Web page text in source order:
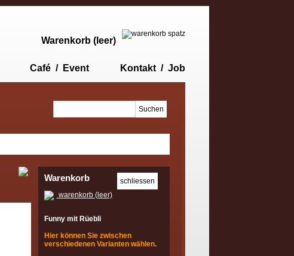
Warenkorb (leer)
Café / Event Kontakt / Job
Warenkorb
warenkorb (leer)
Funny mit Rüebli
Hier können Sie zwischen
verschiedenen Varianten wählen.